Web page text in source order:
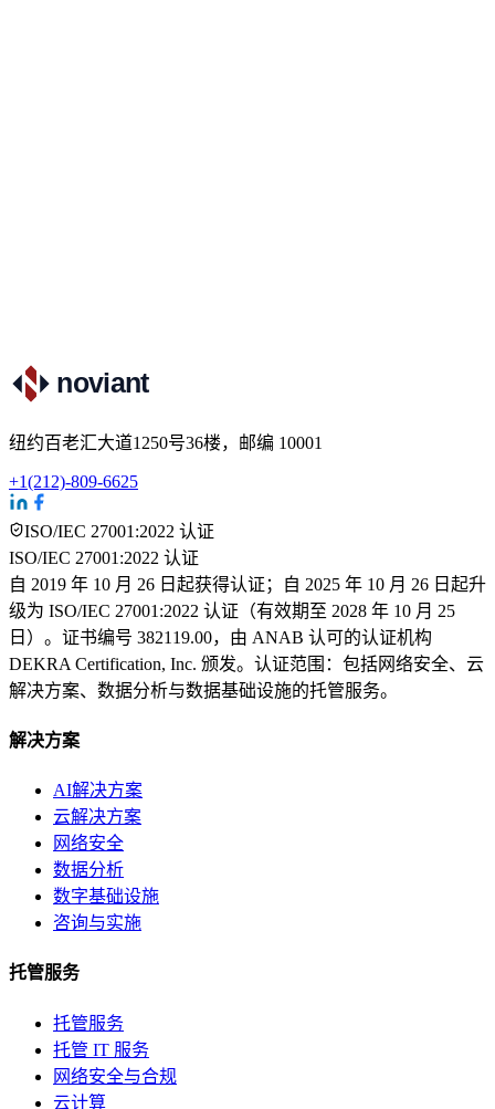
noviant
纽约百老汇大道1250号36楼，邮编 10001
+1(212)-809-6625
ISO/IEC 27001:2022 认证
ISO/IEC 27001:2022 认证
自 2019 年 10 月 26 日起获得认证；自 2025 年 10 月 26 日起升
级为 ISO/IEC 27001:2022 认证（有效期至 2028 年 10 月 25
日）。证书编号 382119.00，由 ANAB 认可的认证机构
DEKRA Certification, Inc. 颁发。认证范围：包括网络安全、云
解决方案、数据分析与数据基础设施的托管服务。
解决方案
AI解决方案
云解决方案
网络安全
数据分析
数字基础设施
咨询与实施
托管服务
托管服务
托管 IT 服务
网络安全与合规
云计算